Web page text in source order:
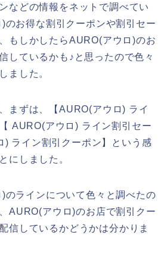
などの情報をネットで調べてい
のお得な割引クーポンや割引セー
もしかしたらAURO(アウロ)のお
しているかも♪と思ったので色々
ました。
まずは、【AURO(アウロ) ライ
AURO(アウロ) ライン割引セー
) ライン割引クーポン】という感
にしました。
のラインについて色々と調べたの
AURO(アウロ)のお店で割引クー
信しているかどうかは分かりま